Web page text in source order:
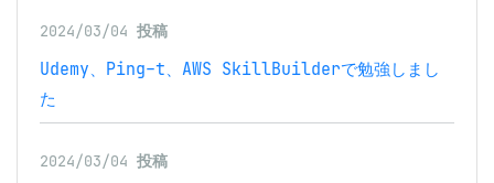
2024/03/04 投稿
Udemy、Ping-t、AWS SkillBuilderで勉強しまし
た
2024/03/04 投稿